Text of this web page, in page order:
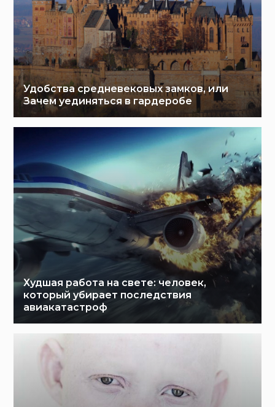
Удобства средневековых замков, или
Зачем уединяться в гардеробе
Худшая работа на свете: человек,
который убирает последствия
авиакатастроф